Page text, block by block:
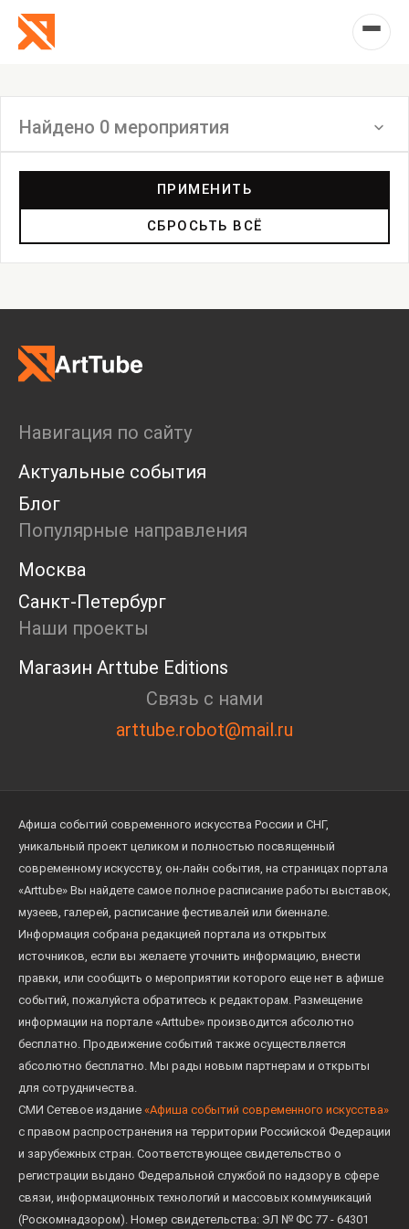
Найдено 0 мероприятия
Выставка
Лекция
Фестиваль
Мастерские
Пост-релиз
Пресс-конференция
Маркет
Ярмарка
Интервью
Open call
Экскурсия
Дискуссия
Blazar 2024
ПРИМЕНИТЬ
СБРОСЬТЬ ВСЁ
Навигация по сайту
Актуальные события
Блог
Популярные направления
Москва
Санкт-Петербург
Наши проекты
Магазин Arttube Editions
Связь с нами
arttube.robot@mail.ru
Афиша событий современного искусства России и СНГ,
уникальный проект целиком и полностью посвященный
современному искусству, он-лайн события, на страницах портала
«Arttube» Вы найдете самое полное расписание работы выставок,
музеев, галерей, расписание фестивалей или биеннале.
Информация собрана редакцией портала из открытых
источников, если вы желаете уточнить информацию, внести
правки, или сообщить о мероприятии которого еще нет в афише
событий, пожалуйста обратитесь к редакторам. Размещение
информации на портале «Arttube» производится абсолютно
бесплатно. Продвижение событий также осуществляется
абсолютно бесплатно. Мы рады новым партнерам и открыты
для сотрудничества.
СМИ Сетевое издание «Афиша событий современного искусства»
с правом распространения на территории Российской Федерации
и зарубежных стран. Соответствующее свидетельство о
регистрации выдано Федеральной службой по надзору в сфере
связи, информационных технологий и массовых коммуникаций
(Роскомнадзором). Номер свидетельства: ЭЛ № ФС 77 - 64301